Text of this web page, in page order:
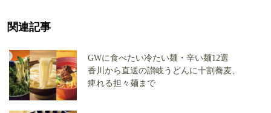
関連記事
GWに食べたい冷たい麺・辛い麺12選
香川から直送の讃岐うどんに十割蕎麦、
痺れる担々麺まで